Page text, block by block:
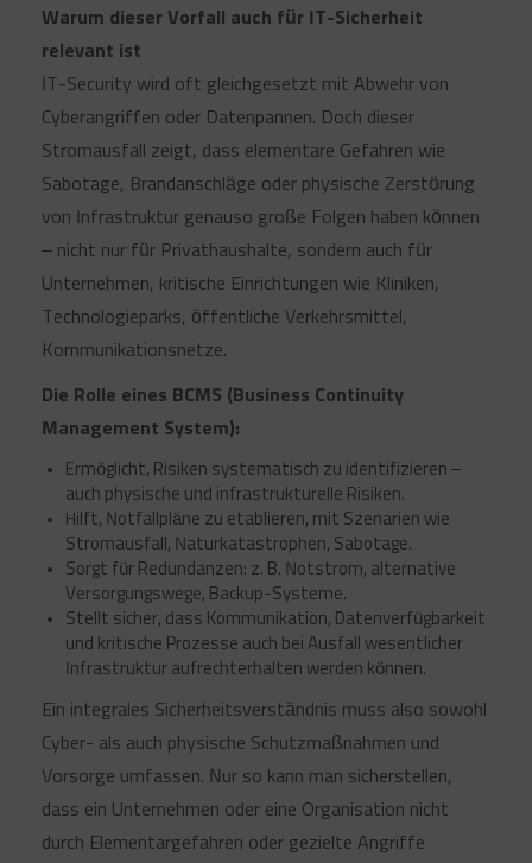
Ich
das
Licht
Warum dieser Vorfall auch für IT-Sicherheit
relevant ist
IT-Security wird oft gleichgesetzt mit Abwehr von
Cyberangriffen oder Datenpannen. Doch dieser
Stromausfall zeigt, dass elementare Gefahren wie
Sabotage, Brandanschläge oder physische Zerstörung
von Infrastruktur genauso große Folgen haben können
– nicht nur für Privathaushalte, sondern auch für
Unternehmen, kritische Einrichtungen wie Kliniken,
Technologieparks, öffentliche Verkehrsmittel,
Kommunikationsnetze.
Die Rolle eines BCMS (Business Continuity
Management System):
Ermöglicht, Risiken systematisch zu identifizieren –
auch physische und infrastrukturelle Risiken.
Hilft, Notfallpläne zu etablieren, mit Szenarien wie
Stromausfall, Naturkatastrophen, Sabotage.
Sorgt für Redundanzen: z. B. Notstrom, alternative
Versorgungswege, Backup-Systeme.
Stellt sicher, dass Kommunikation, Datenverfügbarkeit
und kritische Prozesse auch bei Ausfall wesentlicher
Infrastruktur aufrechterhalten werden können.
Ein integrales Sicherheitsverständnis muss also sowohl
Cyber- als auch physische Schutzmaßnahmen und
Vorsorge umfassen. Nur so kann man sicherstellen,
dass ein Unternehmen oder eine Organisation nicht
durch Elementargefahren oder gezielte Angriffe